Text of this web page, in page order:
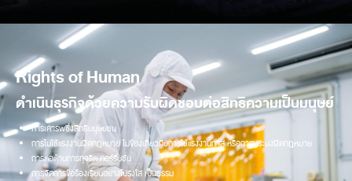
Rights of Human
ดำเนินธุรกิจด้วยความรับผิดชอบต่อสิทธิความเป็นมนุษย์
การเคารพซึ่งสิทธิมนุษยชน
การไม่ใช้แรงงานผิดกฎหมาย ไม่ข้องเกี่ยวกับการใช้แรงงานทาส หรือการประมงผิดกฎหมาย
การต่อต้านการทุจริต คอร์รับชั่น
การจัดการข้อร้องเรียนอย่างโปร่งใส เป็นธรรม